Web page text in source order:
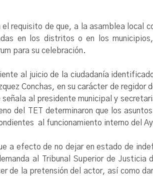
requisito de que, a la asamblea local
en los distritos o en los
para su celebración.
al juicio de la ciudadanía
Conchas, en su carácter de regidor
al presidente municipal y
del TET determinaron que los
al funcionamiento interno del
a efecto de no dejar en estado de
al Tribunal Superior de Justicia
de la pretensión del actor, así como